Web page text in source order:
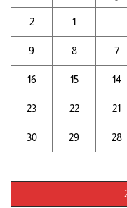
1
2
7
8
9
14
15
16
21
22
23
28
29
30